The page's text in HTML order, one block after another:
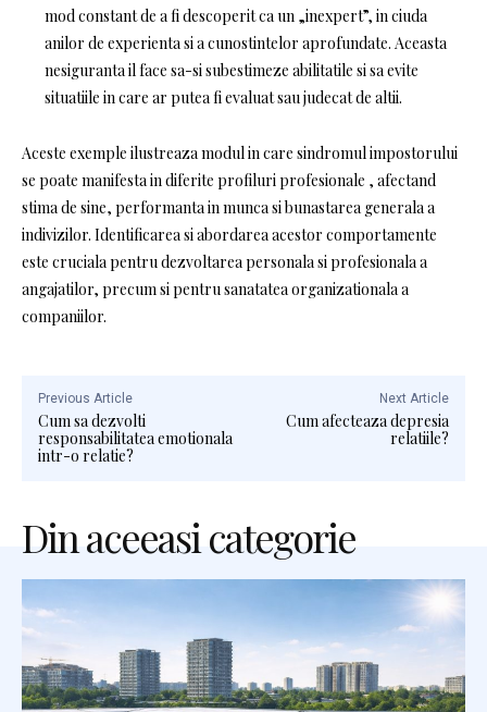
mod constant de a fi descoperit ca un „inexpert”, in ciuda
anilor de experienta si a cunostintelor aprofundate. Aceasta
nesiguranta il face sa-si subestimeze abilitatile si sa evite
situatiile in care ar putea fi evaluat sau judecat de altii.
Aceste exemple ilustreaza modul in care sindromul impostorului
se poate manifesta in diferite profiluri profesionale , afectand
stima de sine, performanta in munca si bunastarea generala a
indivizilor. Identificarea si abordarea acestor comportamente
este cruciala pentru dezvoltarea personala si profesionala a
angajatilor, precum si pentru sanatatea organizationala a
companiilor.
Previous Article
Cum sa dezvolti
responsabilitatea emotionala
intr-o relatie?
Next Article
Cum afecteaza depresia
relatiile?
Din aceeasi categorie